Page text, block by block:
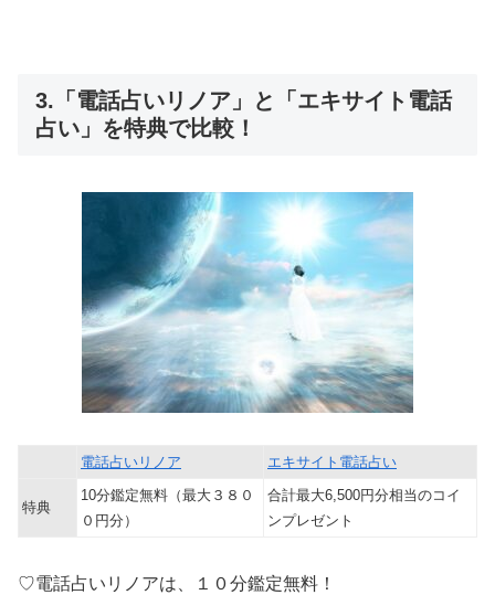
3.「電話占いリノア」と「エキサイト電話
占い」を特典で比較！
電話占いリノア エキサイト電話占い
特典
10分鑑定無料（最大３８０
０円分）
合計最大6,500円分相当のコイ
ンプレゼント
♡電話占いリノアは、１０分鑑定無料！